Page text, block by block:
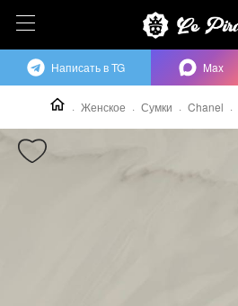
Женское Сумки Chanel
Написать в TG Max